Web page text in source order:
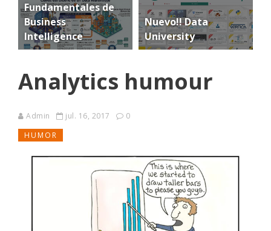
Fundamentales de
Business
Intelligence
Nuevo!! Data
University
Analytics humour
Admin jul. 16, 2017
0
HUMOR